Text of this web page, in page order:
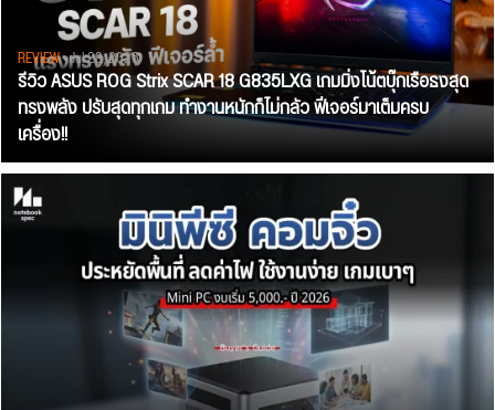
REVIEW• Jul 28, 2026
รีวิว ASUS ROG Strix SCAR 18 G835LXG เกมมิ่งโน้ตบุ๊กเรือธงสุด
ทรงพลัง ปรับสุดทุกเกม ทำงานหนักก็ไม่กลัว ฟีเจอร์มาเต็มครบ
เครื่อง!!